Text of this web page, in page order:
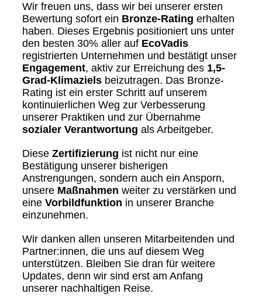
Wir freuen uns, dass wir bei unserer ersten
Bewertung sofort ein Bronze-Rating erhalten
haben. Dieses Ergebnis positioniert uns unter
den besten 30% aller auf EcoVadis
registrierten Unternehmen und bestätigt unser
Engagement, aktiv zur Erreichung des 1,5-
Grad-Klimaziels beizutragen. Das Bronze-
Rating ist ein erster Schritt auf unserem
kontinuierlichen Weg zur Verbesserung
unserer Praktiken und zur Übernahme
sozialer Verantwortung als Arbeitgeber.
Diese Zertifizierung ist nicht nur eine
Bestätigung unserer bisherigen
Anstrengungen, sondern auch ein Ansporn,
unsere Maßnahmen weiter zu verstärken und
eine Vorbildfunktion in unserer Branche
einzunehmen.
Wir danken allen unseren Mitarbeitenden und
Partner:innen, die uns auf diesem Weg
unterstützen. Bleiben Sie dran für weitere
Updates, denn wir sind erst am Anfang
unserer nachhaltigen Reise.